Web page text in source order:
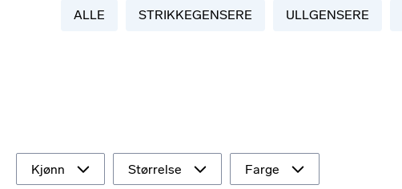
ALLE STRIKKEGENSERE ULLGENSERE
Kjønn Størrelse Farge